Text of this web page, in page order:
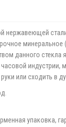
нержавеющей
данного стекла
или сходить в
упаковка,